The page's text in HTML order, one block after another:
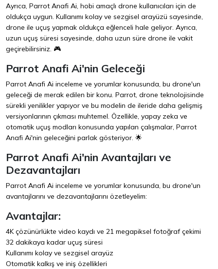
Ayrıca, Parrot Anafi Ai, hobi amaçlı drone kullanıcıları için de
oldukça uygun. Kullanımı kolay ve sezgisel arayüzü sayesinde,
drone ile uçuş yapmak oldukça eğlenceli hale geliyor. Ayrıca,
uzun uçuş süresi sayesinde, daha uzun süre drone ile vakit
geçirebilirsiniz. 🎮
Parrot Anafi Ai'nin Geleceği
Parrot Anafi Ai inceleme ve yorumlar konusunda, bu drone'un
geleceği de merak edilen bir konu. Parrot, drone teknolojisinde
sürekli yenilikler yapıyor ve bu modelin de ileride daha gelişmiş
versiyonlarının çıkması muhtemel. Özellikle, yapay zeka ve
otomatik uçuş modları konusunda yapılan çalışmalar, Parrot
Anafi Ai'nin geleceğini parlak gösteriyor. 🌟
Parrot Anafi Ai'nin Avantajları ve
Dezavantajları
Parrot Anafi Ai inceleme ve yorumlar konusunda, bu drone'un
avantajlarını ve dezavantajlarını özetleyelim:
Avantajlar:
4K çözünürlükte video kaydı ve 21 megapiksel fotoğraf çekimi
32 dakikaya kadar uçuş süresi
Kullanımı kolay ve sezgisel arayüz
Otomatik kalkış ve iniş özellikleri